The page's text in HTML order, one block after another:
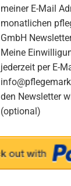
meiner E-Mail
monatlichen
GmbH
Meine
jederzeit per E-
den Newsletter
(optional)